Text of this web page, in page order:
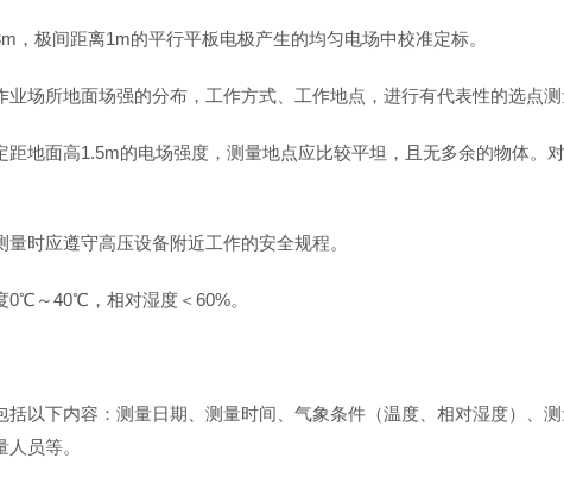
，极间距离1m的平行平板电极产生的均匀电场中校准定标。
业场所地面场强的分布，工作方式、工作地点，进行有代表性的选点测
距地面高1.5m的电场强度，测量地点应比较平坦，且无多余的物体
量时应遵守高压设备附近工作的安全规程。
0℃～40℃，相对湿度＜60%。
括以下内容：测量日期、测量时间、气象条件（温度、相对湿度）、
员等。